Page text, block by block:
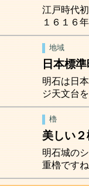
江戸時代
１６１６
地域
日本標
明石は日
ジ天文台
櫓
美しい
明石城の
重櫓です